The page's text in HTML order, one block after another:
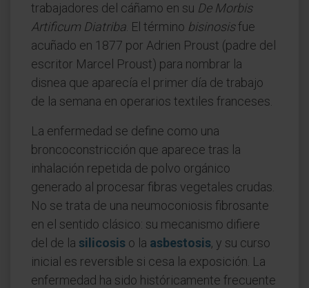
trabajadores del cáñamo en su De Morbis
Artificum Diatriba . El término bisinosisfue
acuñado en 1877 por Adrien Proust (padre del
escritor Marcel Proust) para nombrar la
disnea que aparecía el primer día de trabajo
de la semana en operarios textiles franceses.
La enfermedad se define como una
broncoconstricción que aparece tras la
inhalación repetida de polvo orgánico
generado al procesar fibras vegetales crudas.
No se trata de una neumoconiosis fibrosante
en el sentido clásico: su mecanismo difiere
del de la silicosis o la asbestosis, y su curso
inicial es reversible si cesa la exposición. La
enfermedad ha sido históricamente frecuente